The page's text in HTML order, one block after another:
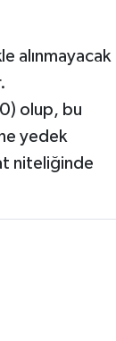
alınmayacak
olup, bu
yedek
niteliğinde